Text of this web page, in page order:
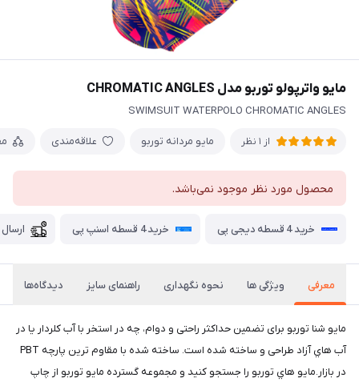
مايو واترپولو توربو مدل CHROMATIC ANGLES
SWIMSUIT WATERPOLO CHROMATIC ANGLES
از 1 نظر مایو مردانه توربو علاقه‌مندی
محصول مورد نظر موجود نمی‌باشد.
خرید 4 قسطه دیجی پی خرید 4 قسطه اسنپ پی
معرفی ویژگی ها نحوه نگهداری راهنمای سایز دیدگاه‌ها
مايو شنا توربو برای تضمین حداکثر راحتی و دوام، چه در استخر با آب کلردار یا در
آب هاي آزاد طراحی و ساخته شده است. ساخته شده با مقاوم ترین پارچه PBT
در بازار.مايو هاي توربو را جستجو کنید و مجموعه گسترده مايو توربو از چاپ